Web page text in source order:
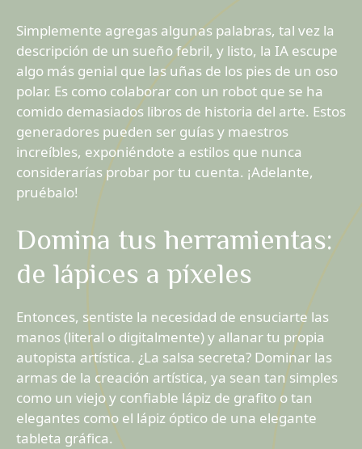
Simplemente agregas algunas palabras, tal vez la
descripción de un sueño febril, y listo, la IA escupe
algo más genial que las uñas de los pies de un oso
polar. Es como colaborar con un robot que se ha
comido demasiados libros de historia del arte. Estos
generadores pueden ser guías y maestros
increíbles, exponiéndote a estilos que nunca
considerarías probar por tu cuenta. ¡Adelante,
pruébalo!
Domina tus herramientas:
de lápices a píxeles
Entonces, sentiste la necesidad de ensuciarte las
manos (literal o digitalmente) y allanar tu propia
autopista artística. ¿La salsa secreta? Dominar las
armas de la creación artística, ya sean tan simples
como un viejo y confiable lápiz de grafito o tan
elegantes como el lápiz óptico de una elegante
tableta gráfica.